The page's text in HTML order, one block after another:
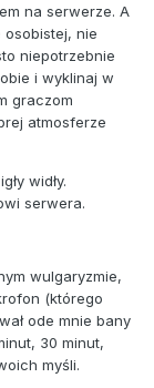
na serwerze. A
nie
niepotrzebnie
i wyklinaj w
graczom
atmosferze
widły.
serwera.
wulgaryzmie,
(którego
ode mnie bany
30 minut,
myśli.